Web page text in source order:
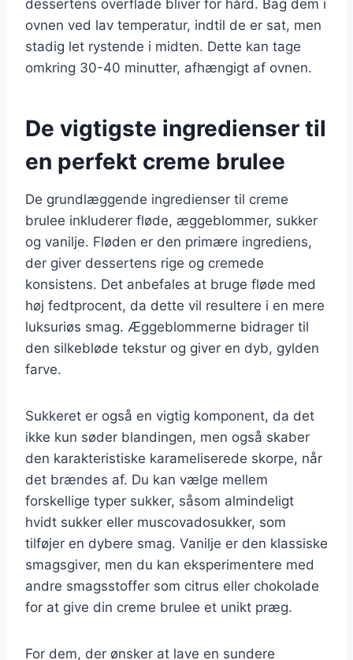
dessertens overflade bliver for hård. Bag dem i
ovnen ved lav temperatur, indtil de er sat, men
stadig let rystende i midten. Dette kan tage
omkring 30-40 minutter, afhængigt af ovnen.
De vigtigste ingredienser til
en perfekt creme brulee
De grundlæggende ingredienser til creme
brulee inkluderer fløde, æggeblommer, sukker
og vanilje. Fløden er den primære ingrediens,
der giver dessertens rige og cremede
konsistens. Det anbefales at bruge fløde med
høj fedtprocent, da dette vil resultere i en mere
luksuriøs smag. Æggeblommerne bidrager til
den silkebløde tekstur og giver en dyb, gylden
farve.
Sukkeret er også en vigtig komponent, da det
ikke kun søder blandingen, men også skaber
den karakteristiske karameliserede skorpe, når
det brændes af. Du kan vælge mellem
forskellige typer sukker, såsom almindeligt
hvidt sukker eller muscovadosukker, som
tilføjer en dybere smag. Vanilje er den klassiske
smagsgiver, men du kan eksperimentere med
andre smagsstoffer som citrus eller chokolade
for at give din creme brulee et unikt præg.
For dem, der ønsker at lave en sundere